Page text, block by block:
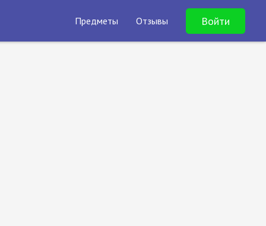
Предметы Отзывы Войти